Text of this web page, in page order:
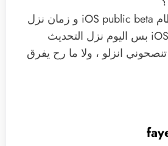
انا على نظام iOS public beta و زمان نزل
عندي iOS 9.3 بس اليوم نزل التحديث
انزلو ، ولا ما رح يفرق